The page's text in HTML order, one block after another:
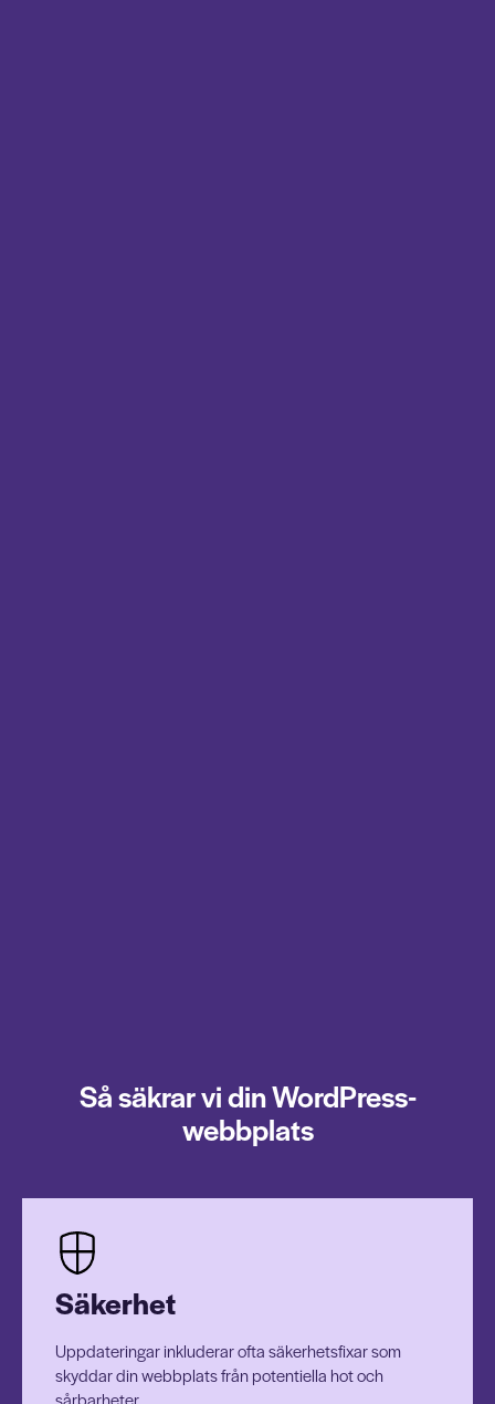
Så säkrar vi din WordPress-
webbplats
Säkerhet
Uppdateringar inkluderar ofta säkerhetsfixar som
skyddar din webbplats från potentiella hot och
sårbarheter.